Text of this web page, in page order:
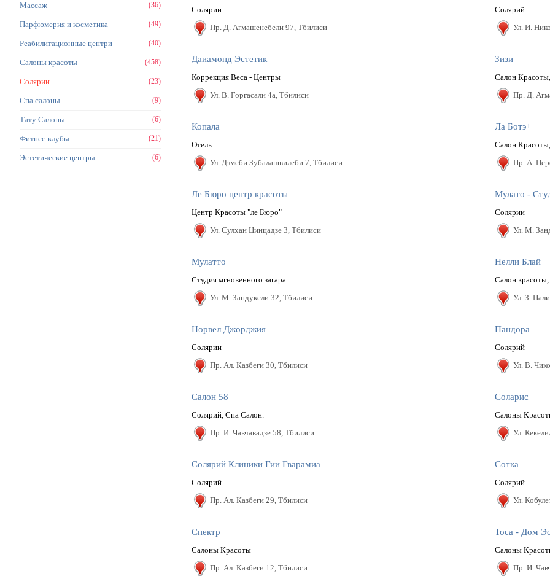
Солярии
Пр. Д. Агмашенебели 97, Тбилиси
Солярий
Ул. И.
Даиамонд Эстетик
Коррекция Веса - Центры
Ул. В. Горгасали 4a, Тбилиси
Зизи
Салон
Пр. Д.
Копала
Oтель
Ул. Дзмеби Зубалашвилеби 7, Тбилиси
Ла Ботэ+
Салон
Пр. А.
Ле Бюро центр красоты
Центр Красоты "ле Бюро"
Ул. Сулхан Цинцадзе 3, Тбилиси
Мулато -
Солярии
Ул. М.
Мулатто
Студия мгновенного загара
Ул. М. Зандукели 32, Тбилиси
Нелли Блай
Салон
Ул. З.
Норвел Джорджия
Солярии
Пр. Ал. Казбеги 30, Тбилиси
Пандора
Солярий
Ул. В.
Салон 58
Солярий, Спа Салон.
Пр. И. Чавчавадзе 58, Тбилиси
Соларис
Салоны
Ул.
Солярий Клиники Гии Гварамиа
Солярий
Пр. Ал. Казбеги 29, Тбилиси
Сотка
Солярий
Ул.
Спектр
Салоны Красоты
Пр. Ал. Казбеги 12, Тбилиси
Тоса - Дом
Салоны
Пр. И.
Массаж (36)
Парфюмерия и косметика (49)
Реабилитационные центри (40)
Салоны красоты (458)
Солярии (23)
Спа салоны (9)
Тату Салоны (6)
Фитнес-клубы (21)
Эстетические центры (6)